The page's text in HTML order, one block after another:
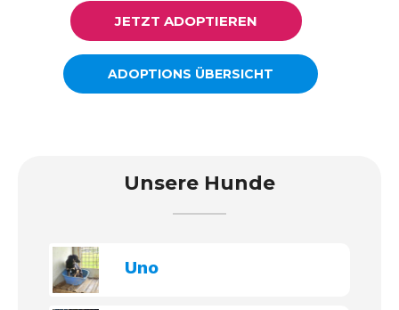
JETZT ADOPTIEREN
ADOPTIONS ÜBERSICHT
Unsere Hunde
Uno